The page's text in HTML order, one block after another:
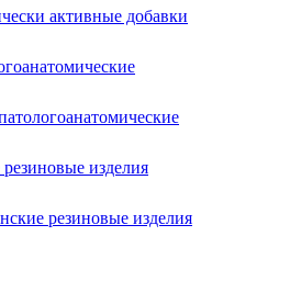
активные добавки
изделия
резиновые изделия